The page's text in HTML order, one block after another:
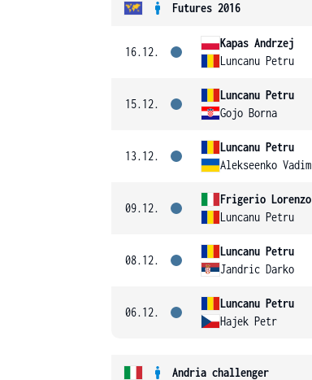
Futures 2016
16.12.
Kapas Andrzej
Luncanu Petru
15.12.
Luncanu Petru
Gojo Borna
13.12.
Luncanu Petru
Alekseenko Vadim
09.12.
Frigerio Lorenzo
Luncanu Petru
08.12.
Luncanu Petru
Jandric Darko
06.12.
Luncanu Petru
Hajek Petr
Andria challenger